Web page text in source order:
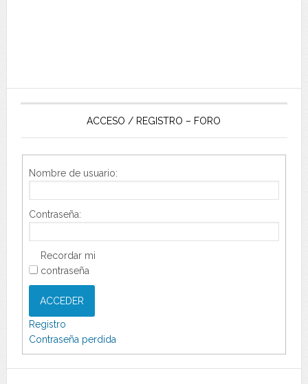
ACCESO / REGISTRO – FORO
Nombre de usuario:
Contraseña:
Recordar mi
contraseña
ACCEDER
Registro
Contraseña perdida